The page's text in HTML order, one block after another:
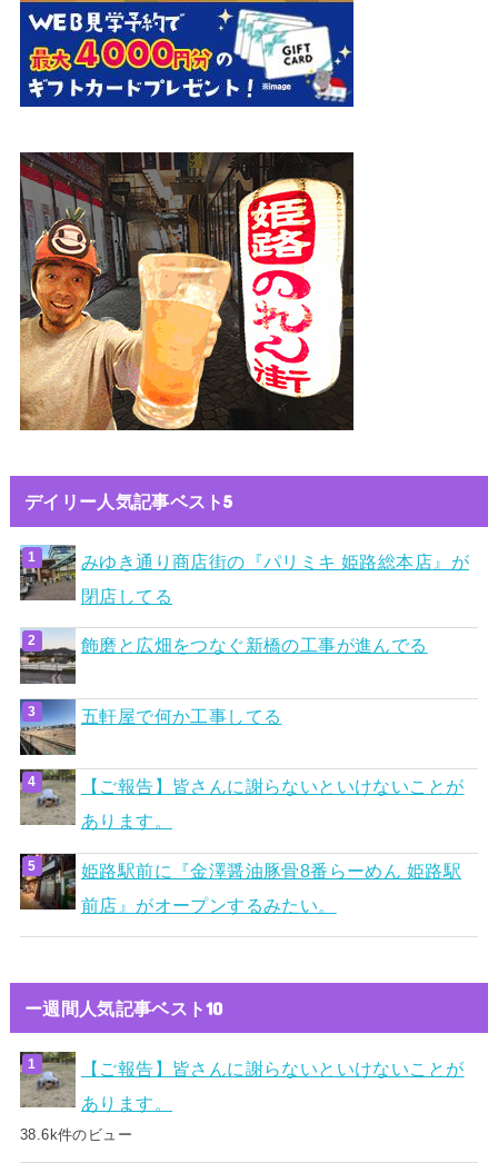
デイリー人気記事ベスト5
みゆき通り商店街の『パリミキ 姫路総本店』が
閉店してる
飾磨と広畑をつなぐ新橋の工事が進んでる
五軒屋で何か工事してる
【ご報告】皆さんに謝らないといけないことが
あります。
姫路駅前に『金澤醤油豚骨8番らーめん 姫路駅
前店』がオープンするみたい。
ー週間人気記事ベスト10
【ご報告】皆さんに謝らないといけないことが
あります。
38.6k件のビュー